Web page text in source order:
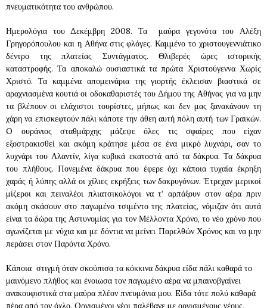
πνευματικότητα του ανθρώπου.
Ημερολόγια του Δεκέμβρη 2008. Τα μαύρα γεγονότα του Αλέξη
Γρηγορόπουλου και η Αθήνα στις φλόγες. Καμμένο το χριστουγεννιάτικο
δέντρο της πλατείας Συντάγματος. Θλιβερές ώρες ιστορικής
καταστροφής. Τα αποκαλώ ουσιαστικά τα πρώτα Χριστούγεννα Χωρίς
Χριστό. Τα καμμένα απομεινάρια της γιορτής έκλεισαν βιαστικά σε
αραχνιασμένα κουτιά οι οδοκαθαριστές του Δήμου της Αθήνας για να μην
τα βλέπουν οι ελάχιστοι τουρίστες, μήπως και δεν μας ξανακάνουν τη
χάρη να επισκεφτούν πάλι κάποτε την άθεη αυτή πόλη αυτή των Γραικών.
O ουράνιος σταθμάρχης μάζεψε όλες τις σφαίρες που είχαν
εξοστρακισθεί και ακόμη κράτησε μέσα σε ένα μικρό λυχνάρι, σαν το
λυχνάρι του Αλαντίν, λίγα κυβικά εκατοστά από τα δάκρυα. Τα δάκρυα
του πλήθους. Πονεμένα δάκρυα που έφερε όχι κάποια τυχαία έκρηξη
χαράς ή λύπης αλλά οι χίλιες εκρήξεις των δακρυγόνων. Έτρεχαν μερικοί
μίζεροι και πειναλέοι πλιατσικολόγοι να τ’ αρπάξουν στον αέρα πριν
ακόμη σκάσουν στο παγωμένο τσιμέντο της πλατείας, νόμιζαν ότι αυτά
είναι τα δώρα της Αστυνομίας για τον Μέλλοντα Χρόνο, το νέο χρόνο που
αγωνίζεται με νύχια και με δόντια να μείνει Παρελθών Χρόνος και να μην
περάσει στον Παρόντα Χρόνο.
Kάποια στιγμή όταν σκούπισα τα κόκκινα δάκρυα είδα πάλι καθαρά το
μαινόμενο πλήθος και ένοιωσα τον παγωμένο αέρα να μπαινοβγαίνει
ανακουφιστικά στα μαύρα πλέον πνευμόνια μου. Eίδα τότε πολύ καθαρά
πέρα από τον όχλο. Oργισμένοι νέοι παλέβανε με οργισμένους νέους,